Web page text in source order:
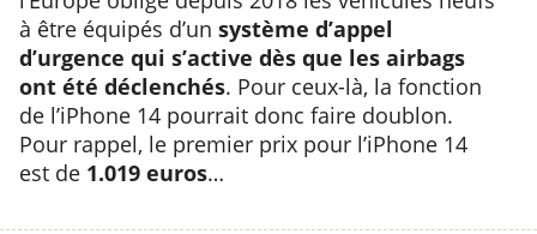
à être équipés d’un système d’appel
d’urgence qui s’active dès que les airbags
ont été déclenchés. Pour ceux-là, la fonction
de l’iPhone 14 pourrait donc faire doublon.
Pour rappel, le premier prix pour l’iPhone 14
est de 1.019 euros…